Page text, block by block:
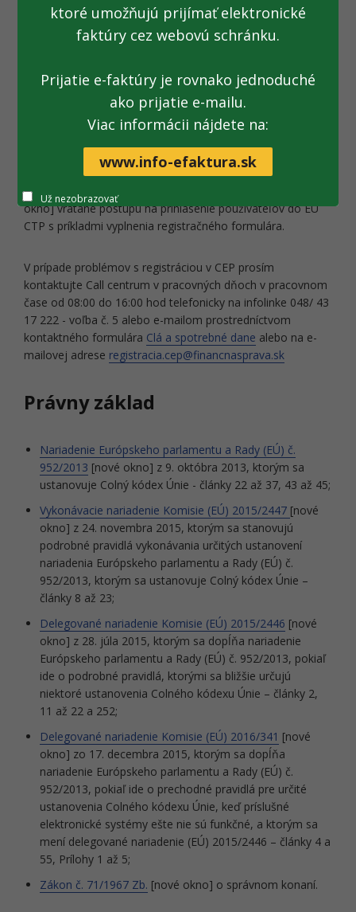
Špeciálne“ potrebné vyplniť aplikácie, ktorých sa registrácia
bude týkať – napr. AEO, CDS, BTI, INF, ICS2.
Po registrácii v CEP je možné podať žiadosť na colnom
portáli pre obchodníkov EÚ:
https://customs.ec.europa.eu/tpui-cdms-web/
Podrobnejšie informácie k registrácii sú uvedené v časti
Informácie k registrácii - CEP (financnasprava.sk)
okno] vrátane postupu na prihlásenie používateľov do EU
CTP s príkladmi vyplnenia registračného formulára.
V prípade problémov s registráciou v CEP prosím
kontaktujte Call centrum v pracovných dňoch v pracovnom
čase od 08:00 do 16:00 hod telefonicky na infolinke 048/ 43
17 222 - voľba č. 5 alebo e-mailom prostredníctvom
kontaktného formulára Clá a spotrebné dane alebo na e-
mailovej adrese registracia.cep@financnasprava.sk
Právny základ
Nariadenie Európskeho parlamentu a Rady (EÚ) č.
952/2013 [nové okno] z 9. októbra 2013, ktorým sa
ustanovuje Colný kódex Únie - články 22 až 37, 43 až 45;
Vykonávacie nariadenie Komisie (EÚ) 2015/2447 [nové
okno] z 24. novembra 2015, ktorým sa stanovujú
podrobné pravidlá vykonávania určitých ustanovení
nariadenia Európskeho parlamentu a Rady (EÚ) č.
952/2013, ktorým sa ustanovuje Colný kódex Únie –
články 8 až 23;
Delegované nariadenie Komisie (EÚ) 2015/2446 [nové
okno] z 28. júla 2015, ktorým sa dopĺňa nariadenie
Európskeho parlamentu a Rady (EÚ) č. 952/2013, pokiaľ
ide o podrobné pravidlá, ktorými sa bližšie určujú
niektoré ustanovenia Colného kódexu Únie – články 2,
11 až 22 a 252;
Delegované nariadenie Komisie (EÚ) 2016/341 [nové
okno] zo 17. decembra 2015, ktorým sa dopĺňa
nariadenie Európskeho parlamentu a Rady (EÚ) č.
952/2013, pokiaľ ide o prechodné pravidlá pre určité
ustanovenia Colného kódexu Únie, keď príslušné
elektronické systémy ešte nie sú funkčné, a ktorým sa
mení delegované nariadenie (EÚ) 2015/2446 – články 4 a
55, Prílohy 1 až 5;
Zákon č. 71/1967 Zb. [nové okno] o správnom konaní.
ktoré umožňujú prijímať elektronické
faktúry cez webovú schránku.
Prijatie e-faktúry je rovnako jednoduché
ako prijatie e-mailu.
Viac informácii nájdete na:
www.info-efaktura.sk
Už nezobrazovať